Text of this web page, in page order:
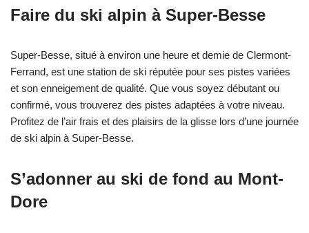
Faire du ski alpin à Super-Besse
Super-Besse, situé à environ une heure et demie de Clermont-
Ferrand, est une station de ski réputée pour ses pistes variées
et son enneigement de qualité. Que vous soyez débutant ou
confirmé, vous trouverez des pistes adaptées à votre niveau.
Profitez de l’air frais et des plaisirs de la glisse lors d’une journée
de ski alpin à Super-Besse.
S’adonner au ski de fond au Mont-
Dore